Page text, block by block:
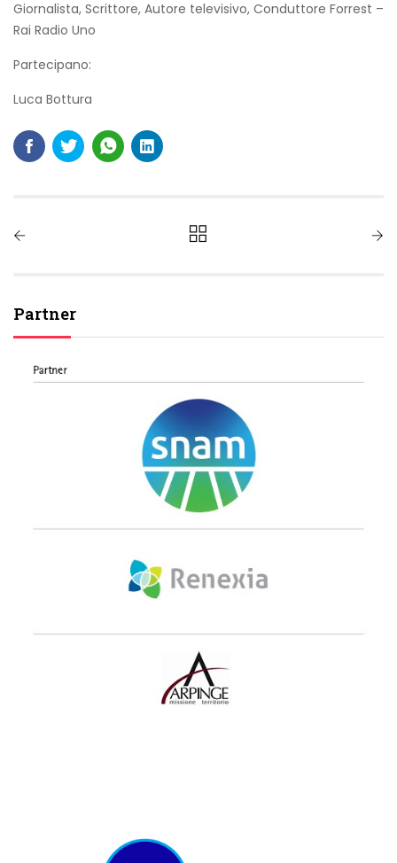
Giornalista, Scrittore, Autore televisivo, Conduttore Forrest –
Rai Radio Uno
Partecipano:
Luca Bottura
Partner